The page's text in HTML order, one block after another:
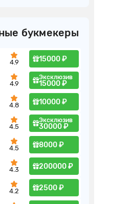
букмекеры
4.9 15000 ₽
4.9
Эксклюзив
15000 ₽
4.8 10000 ₽
4.5
Эксклюзив
30000 ₽
4.5 8000 ₽
4.3 200000 ₽
4.2 2500 ₽